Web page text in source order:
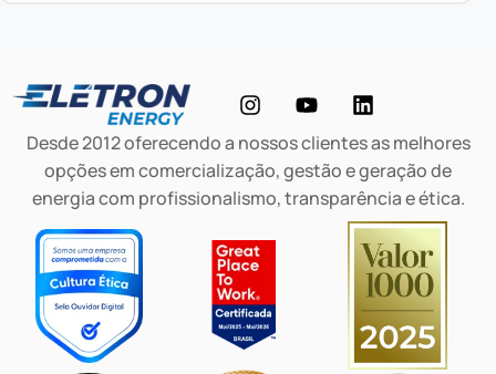
Desde 2012 oferecendo a nossos clientes as melhores
opções em comercialização, gestão e geração de
energia com profissionalismo, transparência e ética.